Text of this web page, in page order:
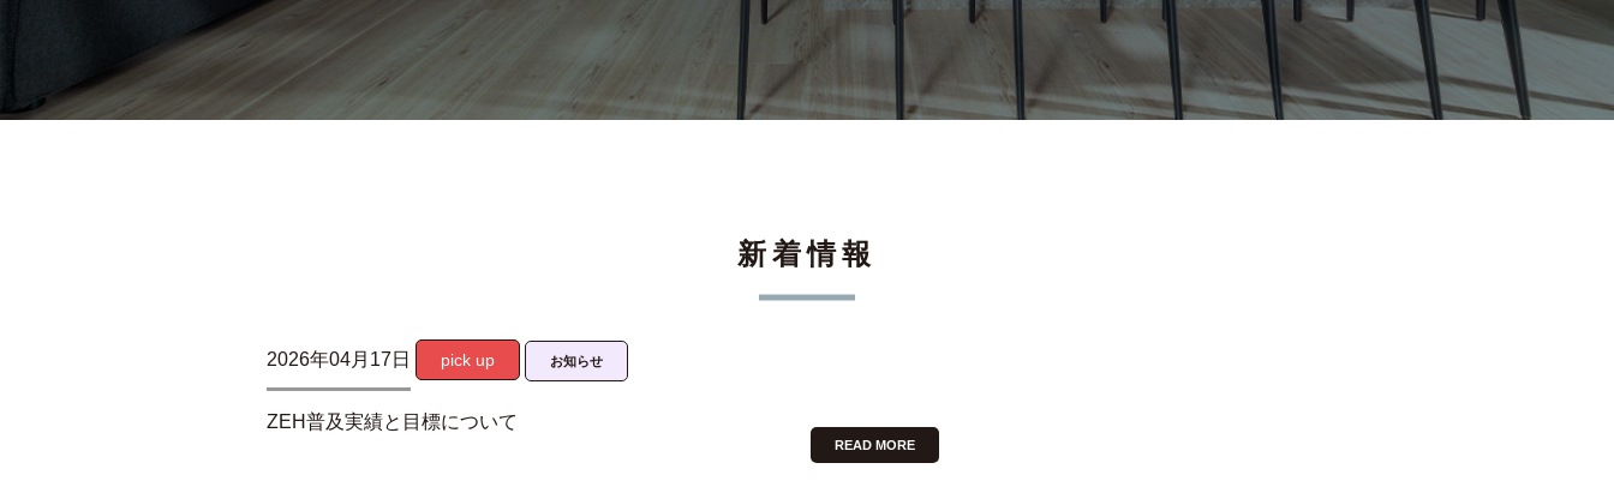
新着情報
2026年04月17日 pick up お知らせ
ZEH普及実績と目標について
READ MORE